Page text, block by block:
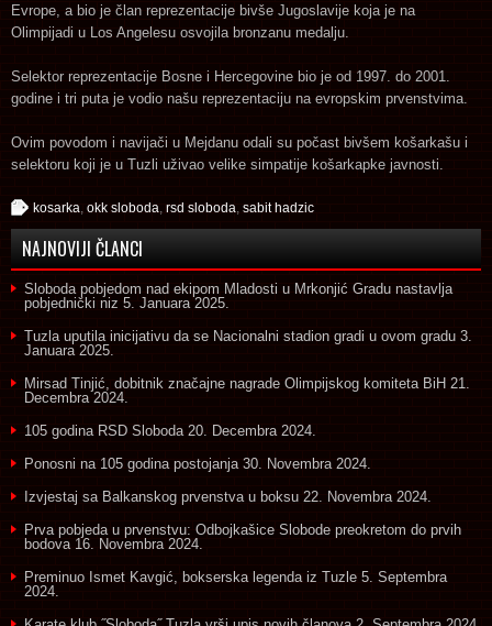
Evrope, a bio je član reprezentacije bivše Jugoslavije koja je na
Olimpijadi u Los Angelesu osvojila bronzanu medalju.
Selektor reprezentacije Bosne i Hercegovine bio je od 1997. do 2001.
godine i tri puta je vodio našu reprezentaciju na evropskim prvenstvima.
Ovim povodom i navijači u Mejdanu odali su počast bivšem košarkašu i
selektoru koji je u Tuzli uživao velike simpatije košarkapke javnosti.
kosarka okk sloboda rsd sloboda sabit hadzic
NAJNOVIJI ČLANCI
Sloboda pobjedom nad ekipom Mladosti u Mrkonjić Gradu nastavlja
pobjednički niz 5. Januara 2025.
Tuzla uputila inicijativu da se Nacionalni stadion gradi u ovom gradu 3.
Januara 2025.
Mirsad Tinjić, dobitnik značajne nagrade Olimpijskog komiteta BiH 21.
Decembra 2024.
105 godina RSD Sloboda 20. Decembra 2024.
Ponosni na 105 godina postojanja 30. Novembra 2024.
Izvjestaj sa Balkanskog prvenstva u boksu 22. Novembra 2024.
Prva pobjeda u prvenstvu: Odbojkašice Slobode preokretom do prvih
bodova 16. Novembra 2024.
Preminuo Ismet Kavgić, bokserska legenda iz Tuzle 5. Septembra
2024.